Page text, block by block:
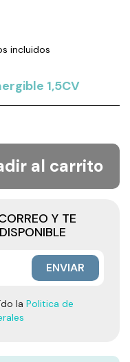
incluidos
1,5CV
al carrito
Y TE
ENVIAR
la Politica de